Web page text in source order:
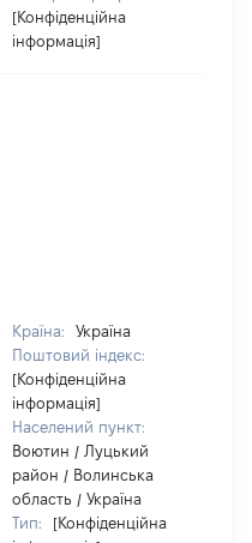
[Конфіденційна
інформація]
Країна:
Україна
Поштовий індекс:
[Конфіденційна
інформація]
Населений пункт:
Воютин / Луцький
район / Волинська
область / Україна
Тип:
[Конфіденційна